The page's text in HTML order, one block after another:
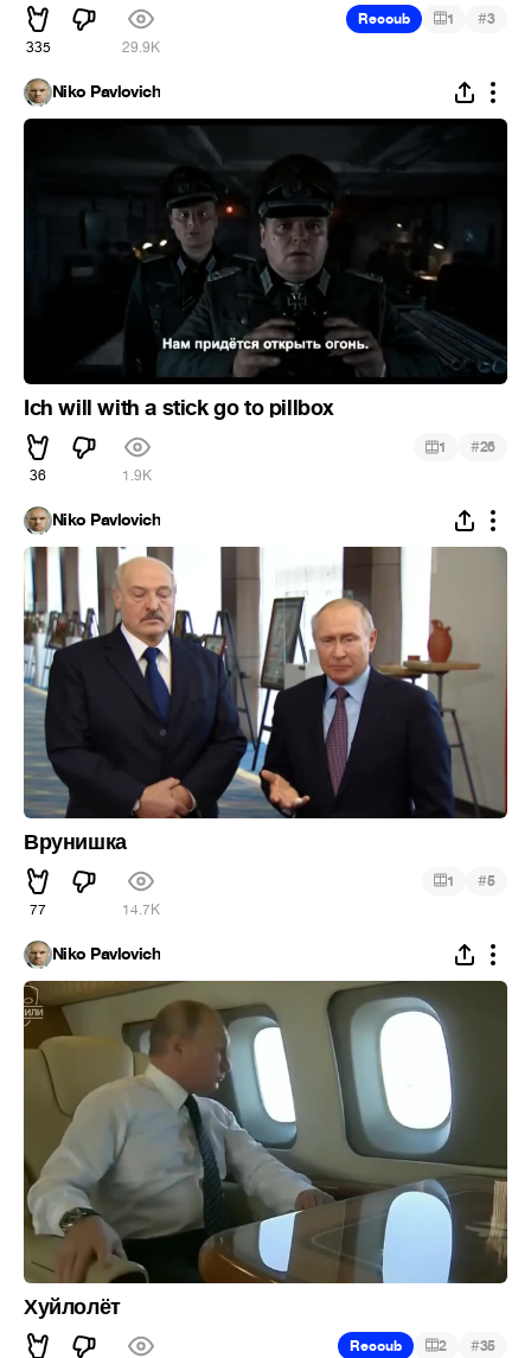
335 29.9K
Recoub 1 #3
Niko Pavlovich
Ich will with a stick go to pillbox
36 1.9K
1 #26
Niko Pavlovich
Врунишка
77 14.7K
1 #5
Niko Pavlovich
Хуйлолёт
Recoub 2 #35